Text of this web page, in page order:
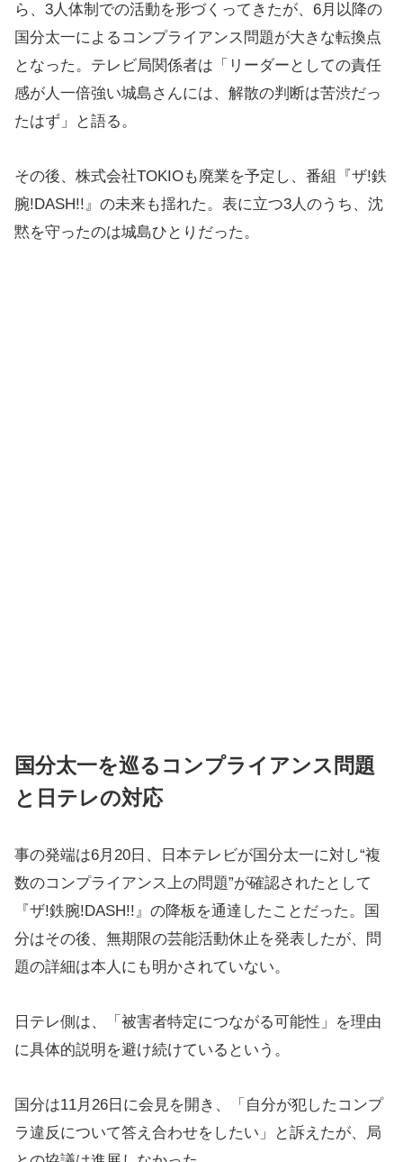
ら、3人体制での活動を形づくってきたが、6月以降の
国分太一によるコンプライアンス問題が大きな転換点
となった。テレビ局関係者は「リーダーとしての責任
感が人一倍強い城島さんには、解散の判断は苦渋だっ
たはず」と語る。
その後、株式会社TOKIOも廃業を予定し、番組『ザ!鉄
腕!DASH!!』の未来も揺れた。表に立つ3人のうち、沈
黙を守ったのは城島ひとりだった。
国分太一を巡るコンプライアンス問題
と日テレの対応
事の発端は6月20日、日本テレビが国分太一に対し“複
数のコンプライアンス上の問題”が確認されたとして
『ザ!鉄腕!DASH!!』の降板を通達したことだった。国
分はその後、無期限の芸能活動休止を発表したが、問
題の詳細は本人にも明かされていない。
日テレ側は、「被害者特定につながる可能性」を理由
に具体的説明を避け続けているという。
国分は11月26日に会見を開き、「自分が犯したコンプ
ラ違反について答え合わせをしたい」と訴えたが、局